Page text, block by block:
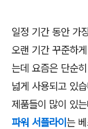
일정 기간 동안 가
오랜 기간 꾸준하
는데 요즘은 단순
넓게 사용되고 있
제품들이 많이 있
파워 서플라이 는